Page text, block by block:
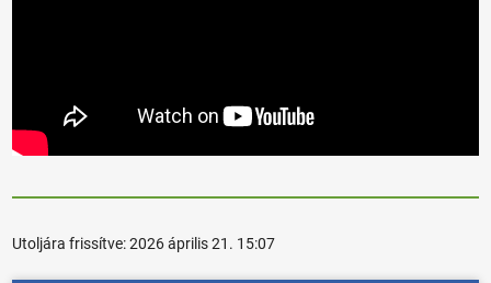
Utoljára frissítve:2026 április 21. 15:07